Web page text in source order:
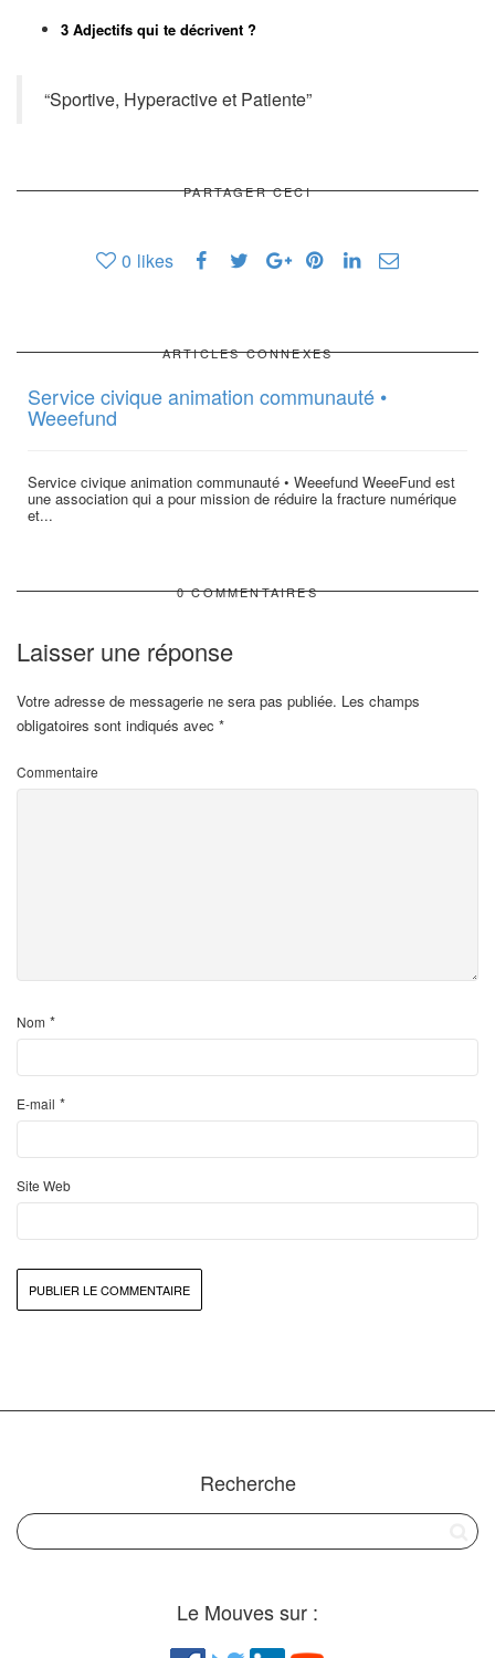
3 Adjectifs qui te décrivent ?
“Sportive, Hyperactive et Patiente”
PARTAGER CECI
0 likes
ARTICLES CONNEXES
Service civique animation communauté •
Weeefund
Service civique animation communauté • Weeefund WeeeFund est
une association qui a pour mission de réduire la fracture numérique
et...
0 COMMENTAIRES
Laisser une réponse
Votre adresse de messagerie ne sera pas publiée. Les champs
obligatoires sont indiqués avec *
Commentaire
Nom *
E-mail *
Site Web
Recherche
Le Mouves sur :